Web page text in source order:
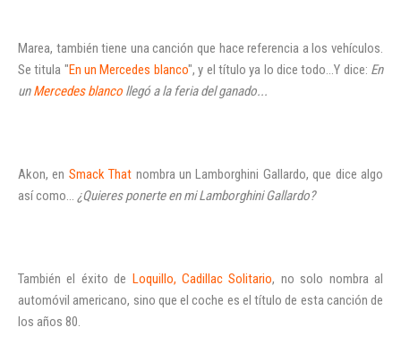
Marea, también tiene una canción que hace referencia a los vehículos.
Se titula "En un Mercedes blanco", y el título ya lo dice todo...Y dice: En
unMercedes blanco llegó a la feria del ganado...
Akon, en Smack That nombra un Lamborghini Gallardo, que dice algo
así como... ¿Quieres ponerte en mi Lamborghini Gallardo?
También el éxito de Loquillo, Cadillac Solitario, no solo nombra al
automóvil americano, sino que el coche es el título de esta canción de
los años 80.